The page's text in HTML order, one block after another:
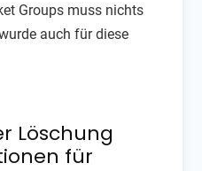
Groups muss nichts
auch für diese
Löschung
für